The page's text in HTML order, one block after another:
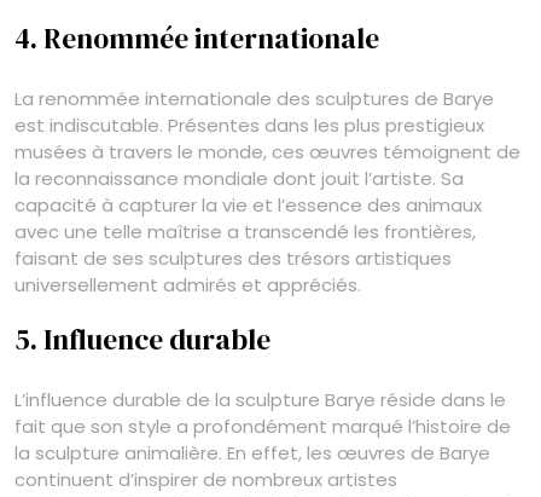
4. Renommée internationale
La renommée internationale des sculptures de Barye
est indiscutable. Présentes dans les plus prestigieux
musées à travers le monde, ces œuvres témoignent de
la reconnaissance mondiale dont jouit l’artiste. Sa
capacité à capturer la vie et l’essence des animaux
avec une telle maîtrise a transcendé les frontières,
faisant de ses sculptures des trésors artistiques
universellement admirés et appréciés.
5. Influence durable
L’influence durable de la sculpture Barye réside dans le
fait que son style a profondément marqué l’histoire de
la sculpture animalière. En effet, les œuvres de Barye
continuent d’inspirer de nombreux artistes